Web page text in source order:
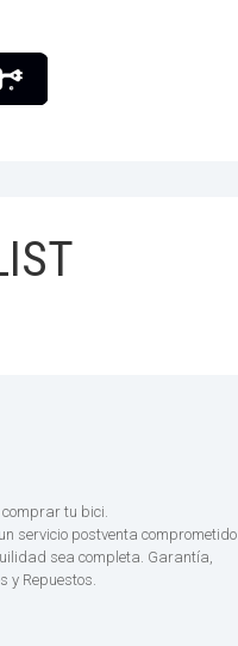
tu bici.
servicio postventa comprometido
sea completa. Garantía,
y Repuestos.